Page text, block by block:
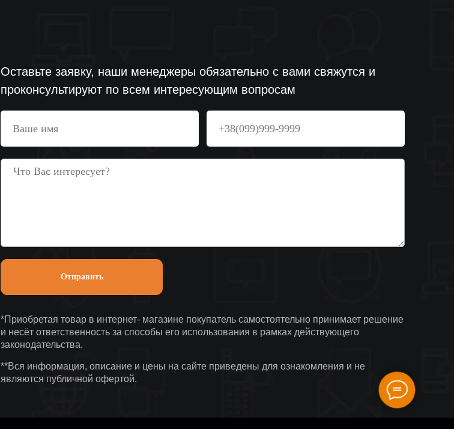
Оставьте заявку, наши менеджеры обязательно с вами свяжутся и
проконсультируют по всем интересующим вопросам
*Приобретая товар в интернет- магазине покупатель самостоятельно принимает решение
и несёт ответственность за способы его использования в рамках действующего
законодательства.
**Вся информация, описание и цены на сайте приведены для ознакомления и не
являются публичной офертой.